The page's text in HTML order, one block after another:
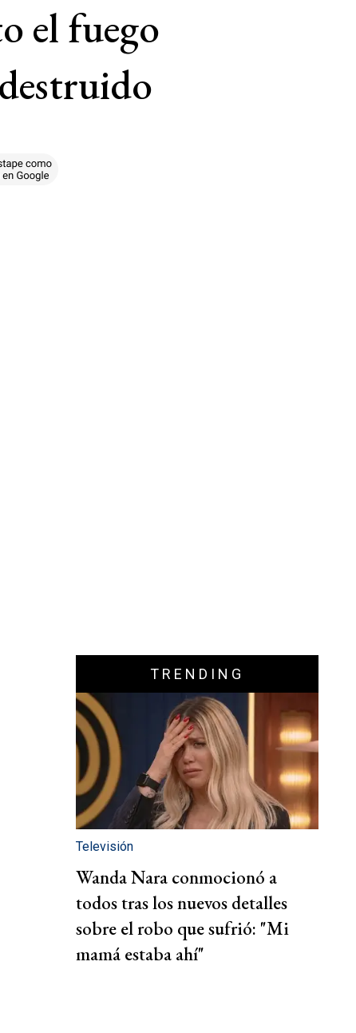
el fuego
TRENDING
Televisión
Wanda Nara conmocionó a
todos tras los nuevos detalles
sobre el robo que sufrió: "Mi
mamá estaba ahí"